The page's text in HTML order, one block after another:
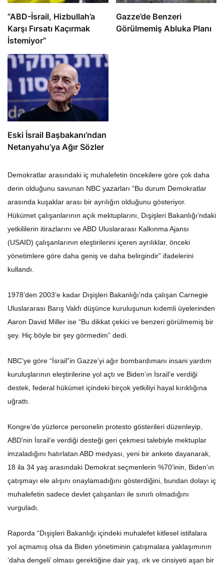
​​​​​​​”ABD-İsrail, Hizbullah’a
Karşı Fırsatı Kaçırmak
İstemiyor”
​​​​​​​Gazze’de Benzeri
Görülmemiş Abluka Planı
Eski İsrail Başbakanı’ndan
Netanyahu’ya Ağır Sözler
Demokratlar arasındaki iç muhalefetin öncekilere göre çok daha
derin olduğunu savunan NBC yazarları “Bu durum Demokratlar
arasında kuşaklar arası bir ayrılığın olduğunu gösteriyor.
Hükümet çalışanlarının açık mektuplarını, Dışişleri Bakanlığı’ndaki
yetkililerin itirazlarını ve ABD Uluslararası Kalkınma Ajansı
(USAID) çalışanlarının eleştirilerini içeren ayrılıklar, önceki
yönetimlere göre daha geniş ve daha belirgindir” ifadelerini
kullandı.
1978’den 2003’e kadar Dışişleri Bakanlığı’nda çalışan Carnegie
Uluslararası Barış Vakfı düşünce kuruluşunun kıdemli üyelerinden
Aaron David Miller ise “Bu dikkat çekici ve benzeri görülmemiş bir
şey. Hiç böyle bir şey görmedim” dedi.
NBC’ye göre “İsrail”in Gazze’yi ağır bombardımanı insani yardım
kuruluşlarının eleştirilerine yol açtı ve Biden’ın İsrail’e verdiği
destek, federal hükümet içindeki birçok yetkiliyi hayal kırıklığına
uğrattı.
Kongre’de yüzlerce personelin protesto gösterileri düzenleyip,
ABD’nin İsrail’e verdiği desteği geri çekmesi talebiyle mektuplar
imzaladığını hatırlatan ABD medyası, yeni bir ankete dayanarak,
18 ila 34 yaş arasındaki Demokrat seçmenlerin %70’inin, Biden’ın
çatışmayı ele alışını onaylamadığını gösterdiğini, bundan dolayı iç
muhalefetin sadece devlet çalışanları ile sınırlı olmadığını
vurguladı.
Raporda “Dışişleri Bakanlığı içindeki muhalefet kitlesel istifalara
yol açmamış olsa da Biden yönetiminin çatışmalara yaklaşımının
‘daha dengeli’ olması gerektiğine dair yaş, ırk ve cinsiyeti aşan bir